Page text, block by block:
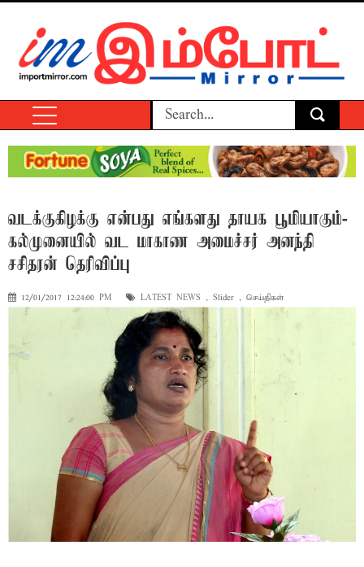
வடக்கு–கிழக்கு என்பது எங்களது தாயக பூமியாகும்-
கல்முனையில் வட மாகாண அமைச்சர் அனந்தி
சசிதரன் தெரிவிப்பு
12/01/2017 12:24:00 PM LATEST NEWS , Slider , செய்திகள்